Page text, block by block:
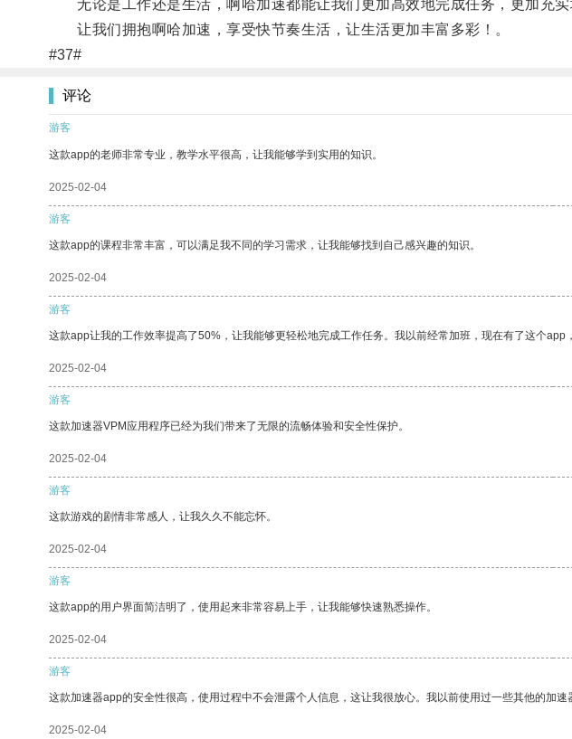
无论是工作还是生活，啊哈加速都能让我们更加高效地完成任务，更加充实
让我们拥抱啊哈加速，享受快节奏生活，让生活更加丰富多彩！。
#37#
评论
游客
这款app的老师非常专业，教学水平很高，让我能够学到实用的知识。
2025-02-04
游客
这款app的课程非常丰富，可以满足我不同的学习需求，让我能够找到自己感兴趣的知识。
2025-02-04
游客
这款app让我的工作效率提高了50%，让我能够更轻松地完成工作任务。我以前经常加班，现在有了这个app
2025-02-04
游客
这款加速器VPM应用程序已经为我们带来了无限的流畅体验和安全性保护。
2025-02-04
游客
这款游戏的剧情非常感人，让我久久不能忘怀。
2025-02-04
游客
这款app的用户界面简洁明了，使用起来非常容易上手，让我能够快速熟悉操作。
2025-02-04
游客
这款加速器app的安全性很高，使用过程中不会泄露个人信息，这让我很放心。我以前使用过一些其他的加
2025-02-04